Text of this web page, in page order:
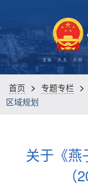
首页 > 专题专栏 >
区域规划
关于《燕